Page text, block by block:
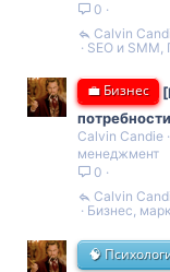
0
SEO и
Calvin
💼 Бизнес
Calvin Candie
менеджмент
0
Бизнес,
Calvin
🧠